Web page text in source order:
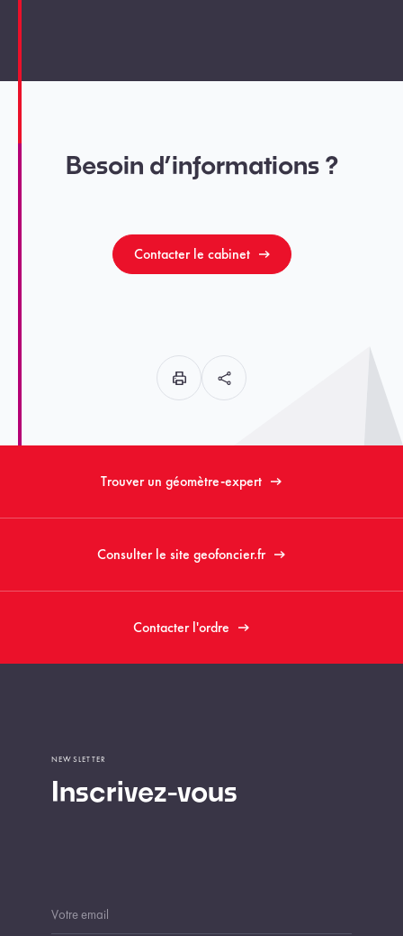
Besoin d’informations ?
Contacter le cabinet
Trouver un géomètre-expert
Consulter le site geofoncier.fr
Contacter l'ordre
Inscrivez-vous
NEWSLETTER